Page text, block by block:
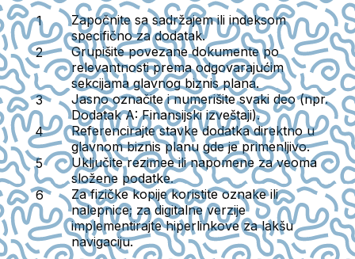
Započnite sa sadržajem ili indeksom
specifično za dodatak.
Grupišite povezane dokumente po
relevantnosti prema odgovarajućim
sekcijama glavnog biznis plana.
Jasno označite i numerišite svaki deo (npr.
Dodatak A: Finansijski izveštaji).
Referencirajte stavke dodatka direktno u
glavnom biznis planu gde je primenljivo.
Uključite rezimee ili napomene za veoma
složene podatke.
Za fizičke kopije koristite oznake ili
nalepnice; za digitalne verzije
implementirajte hiperlinkove za lakšu
navigaciju.